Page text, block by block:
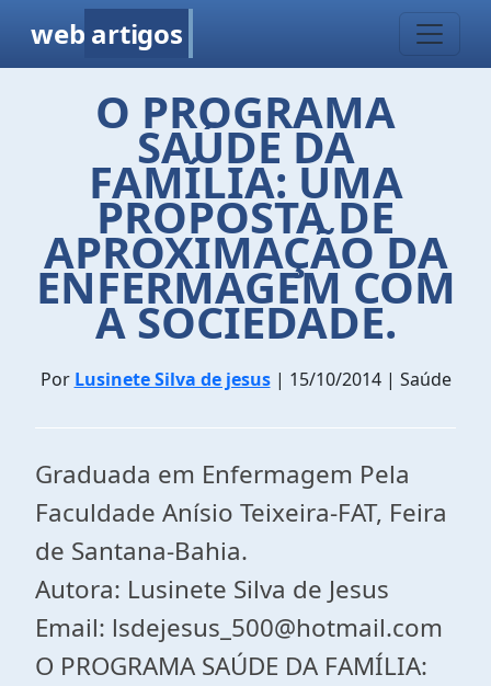
web artigos
O PROGRAMA
SAÚDE DA
FAMÍLIA: UMA
PROPOSTA DE
APROXIMAÇÃO DA
ENFERMAGEM COM
A SOCIEDADE.
Por Lusinete Silva de jesus| 15/10/2014 | Saúde
Graduada em Enfermagem Pela
Faculdade Anísio Teixeira-FAT, Feira
de Santana-Bahia.
Autora: Lusinete Silva de Jesus
Email: lsdejesus_500@hotmail.com
O PROGRAMA SAÚDE DA FAMÍLIA: